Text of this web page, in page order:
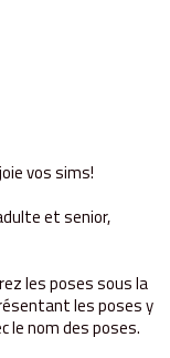
vos sims!
et senior,
les poses sous la
les poses y
le nom des poses.